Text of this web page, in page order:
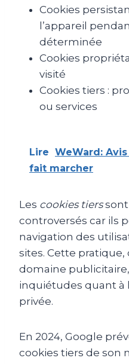
Cookies
l’appareil
déterminée
Cookies
visité
Cookies tiers :
ou services
Lire WeWard:
fait marcher
Les cookies tierssont
controversés car ils
navigation des
sites. Cette
domaine
inquiétudes quant à
privée.
En 2024, Google
cookies tiers de son